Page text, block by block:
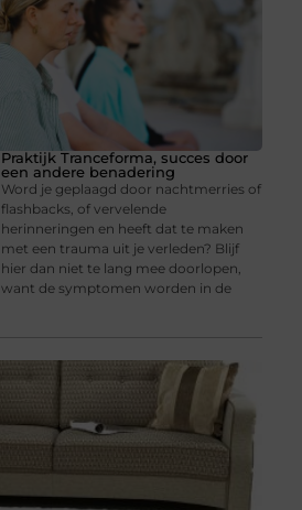
Praktijk Tranceforma, succes door
een andere benadering
Word je geplaagd door nachtmerries of
flashbacks, of vervelende
herinneringen en heeft dat te maken
met een trauma uit je verleden? Blijf
hier dan niet te lang mee doorlopen,
want de symptomen worden in de